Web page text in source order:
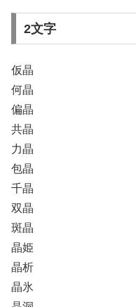
2文字
仮晶
何晶
偏晶
共晶
力晶
包晶
千晶
双晶
斑晶
晶姫
晶析
晶氷